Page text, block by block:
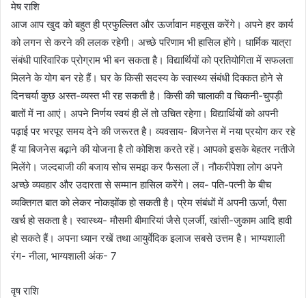
मेष राशि
आज आप खुद को बहुत ही प्रफुल्लित और ऊर्जावान महसूस करेंगे। अपने हर कार्य
को लगन से करने की ललक रहेगी। अच्छे परिणाम भी हासिल होंगे। धार्मिक यात्रा
संबंधी पारिवारिक प्रोग्राम भी बन सकता है। विद्यार्थियों को प्रतियोगिता में सफलता
मिलने के योग बन रहे हैं। घर के किसी सदस्य के स्वास्थ्य संबंधी दिक्कत होने से
दिनचर्या कुछ अस्त-व्यस्त भी रह सकती है। किसी की चालाकी व चिकनी-चुपड़ी
बातों में ना आएं। अपने निर्णय स्वयं ही लें तो उचित रहेगा। विद्यार्थियों को अपनी
पढ़ाई पर भरपूर समय देने की जरूरत है। व्यवसाय- बिजनेस में नया प्रयोग कर रहे
हैं या बिजनेस बढ़ाने की योजना है तो कोशिश करते रहें। आपको इसके बेहतर नतीजे
मिलेंगे। जल्दबाजी की बजाय सोच समझ कर फैसला लें। नौकरीपेशा लोग अपने
अच्छे व्यवहार और उदारता से सम्मान हासिल करेंगे। लव- पति-पत्नी के बीच
व्यक्तिगत बात को लेकर नोकझोंक हो सकती है। प्रेम संबंधों में अपनी ऊर्जा, पैसा
खर्च हो सकता है। स्वास्थ्य- मौसमी बीमारियां जैसे एलर्जी, खांसी-जुकाम आदि हावी
हो सकते हैं। अपना ध्यान रखें तथा आयुर्वेदिक इलाज सबसे उत्तम है। भाग्यशाली
रंग- नीला, भाग्यशाली अंक- 7
वृष राशि